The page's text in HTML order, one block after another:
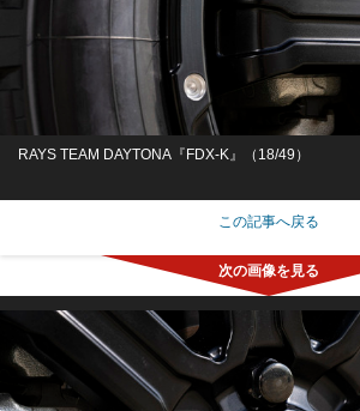
RAYS TEAM DAYTONA『FDX-K』（18/49）
この記事へ戻る